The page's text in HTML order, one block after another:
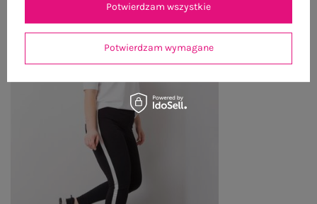
Potwierdzam wymagane
Potwierdzam wszystkie